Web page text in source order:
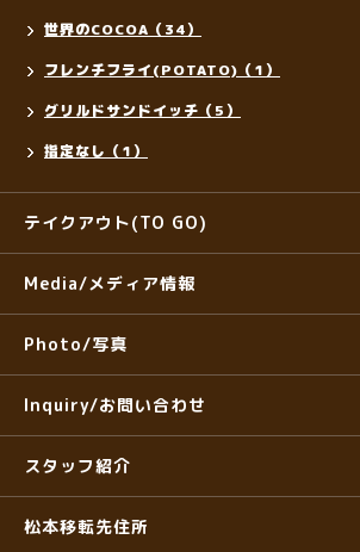
世界のCOCOA（34）
フレンチフライ(POTATO)（1）
グリルドサンドイッチ（5）
指定なし（1）
テイクアウト(TO GO)
Media/メディア情報
Photo/写真
Inquiry/お問い合わせ
スタッフ紹介
松本移転先住所